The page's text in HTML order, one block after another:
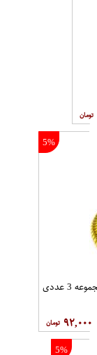
5%
۹۲,۰۰۰
5%